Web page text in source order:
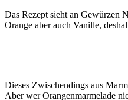
Das Rezept sieht an Gewürzen
Orange aber auch Vanille,
Dieses Zwischendings aus
Aber wer Orangenmarmelade